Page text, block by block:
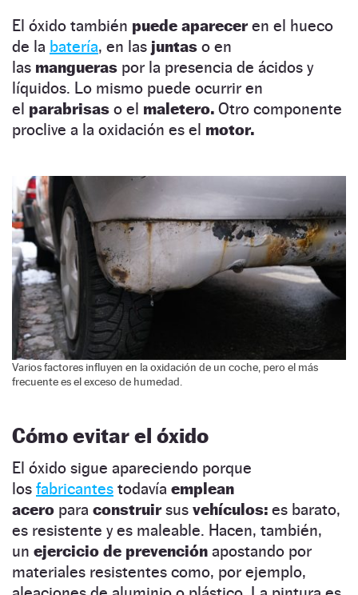
El óxido también puede apareceren el hueco
de la batería, en las juntas o en
las mangueras por la presencia de ácidos y
líquidos. Lo mismo puede ocurrir en
el parabrisas o el maletero. Otro componente
proclive a la oxidación es el motor.
Varios factores influyen en la oxidación de un coche, pero el más
frecuente es el exceso de humedad.
Cómo evitar el óxido
El óxido sigue apareciendo porque
los fabricantes todavía emplean
acero para construirsus vehículos: es barato,
es resistente y es maleable. Hacen, también,
un ejercicio de prevención apostando por
materiales resistentes como, por ejemplo,